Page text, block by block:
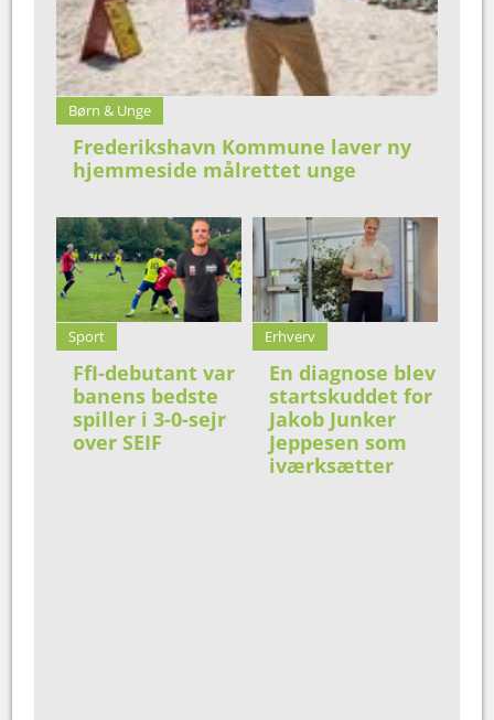
Børn & Unge
Frederikshavn Kommune laver ny
hjemmeside målrettet unge
Sport
FfI-debutant var
banens bedste
spiller i 3-0-sejr
over SEIF
Erhverv
En diagnose blev
startskuddet for
Jakob Junker
Jeppesen som
iværksætter